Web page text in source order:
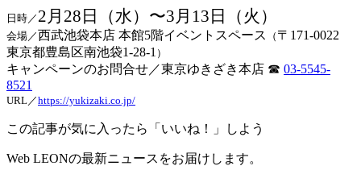
日時／ 2月28日（水）〜3月13日（火）
会場／西武池袋本店 本館5階イベントスペース （ 〒171-0022
東京都豊島区南池袋1-28-1 ）
キャンペーンのお問合せ／東京ゆきざき本店 ☎ 03-5545-
8521
URL／https://yukizaki.co.jp/
この記事が気に入ったら「いいね！」しよう
Web LEONの最新ニュースをお届けします。